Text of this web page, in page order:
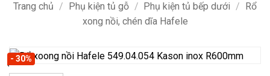
Trang chủ / Phụ kiện tủ gỗ / Phụ kiện tủ bếp dưới /
Rổ
xong nồi, chén dĩa Hafele
- 30%